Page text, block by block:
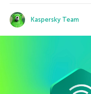
Kaspersky Team